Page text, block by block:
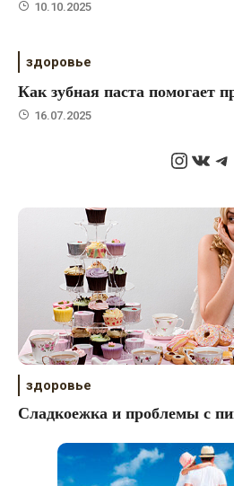
10.10.2025
здоровье
Как зубная паста помогает
16.07.2025
здоровье
Сладкоежкa и проблемы с